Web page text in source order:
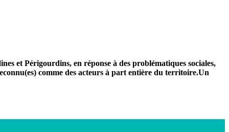
et Périgourdins, en réponse à des problématiques sociales,
comme des acteurs à part entière du territoire.Un